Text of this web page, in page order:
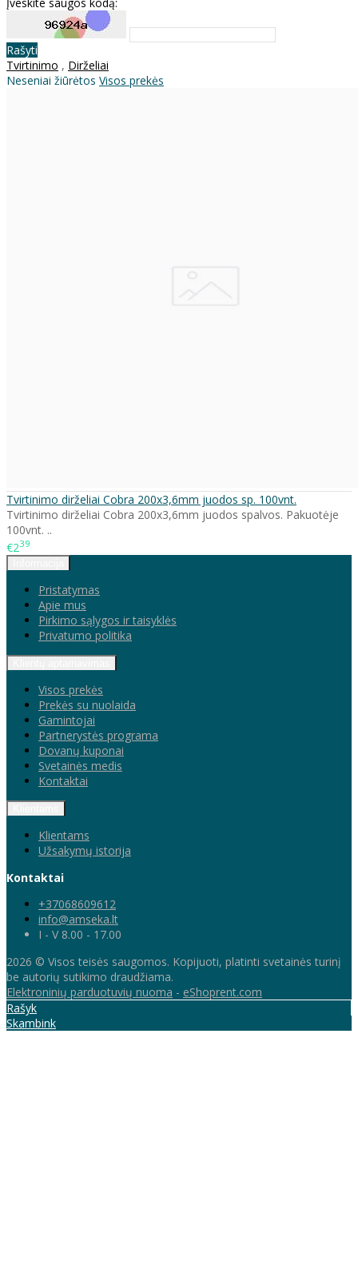
Rašyti
Tvirtinimo , Dirželiai
Neseniai žiūrėtos Visos prekės
Tvirtinimo dirželiai Cobra 200x3,6mm juodos sp. 100vnt.
Tvirtinimo dirželiai Cobra 200x3,6mm juodos spalvos. Pakuotėje
100vnt. ..
€239
Pristatymas
Apie mus
Pirkimo sąlygos ir taisyklės
Privatumo politika
Visos prekės
Prekės su nuolaida
Gamintojai
Partnerystės programa
Dovanų kuponai
Svetainės medis
Kontaktai
Klientams
Užsakymų istorija
Kontaktai
+37068609612
info@amseka.lt
I - V 8.00 - 17.00
2026 © Visos teisės saugomos. Kopijuoti, platinti svetainės turinį
be autorių sutikimo draudžiama.
Elektroninių parduotuvių nuoma - eShoprent.com
Rašyk
Skambink